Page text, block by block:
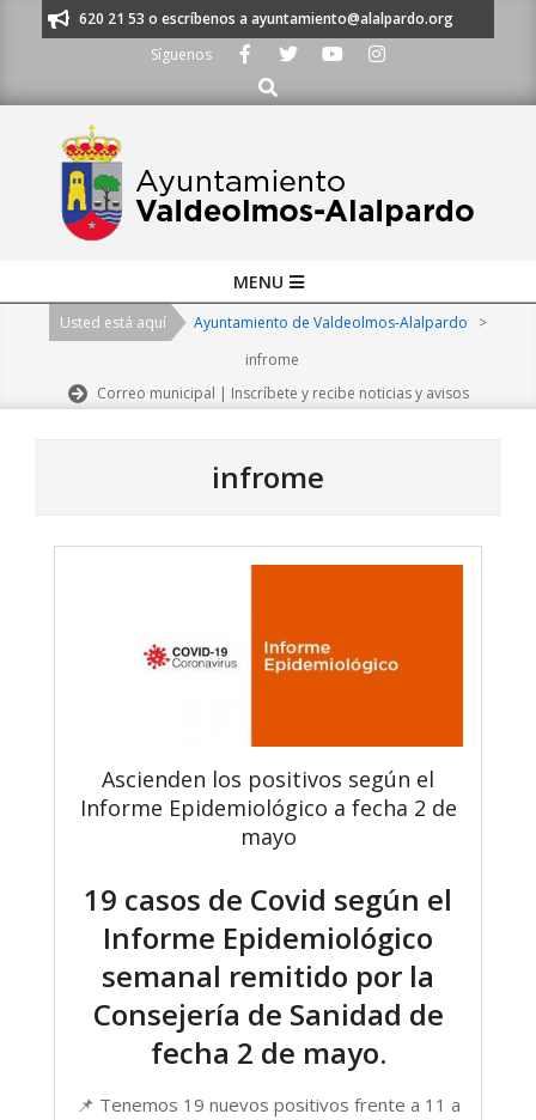
al 91 620 21 53 o escríbenos a ayuntamiento@alalpardo.org
Síguenos
Buscar
Navigation
MENU
Usted está aquí Ayuntamiento de Valdeolmos-Alalpardo
>
infrome
Correo municipal | Inscríbete y recibe noticias y avisos
infrome
Ascienden los positivos según el
Informe Epidemiológico a fecha 2 de
mayo
19 casos de Covid según el
Informe Epidemiológico
semanal remitido por la
Consejería de Sanidad de
fecha 2 de mayo.
📌 Tenemos 19 nuevos positivos frente a 11 a